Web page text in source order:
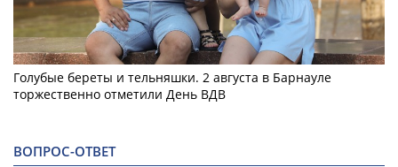
Голубые береты и тельняшки. 2 августа в Барнауле
торжественно отметили День ВДВ
ВОПРОС-ОТВЕТ